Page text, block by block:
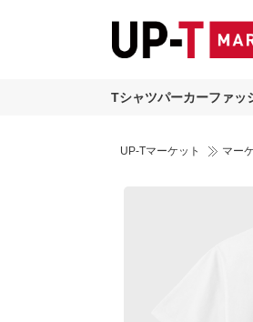
Tシャツパーカーファッ
UP-Tマーケット マー